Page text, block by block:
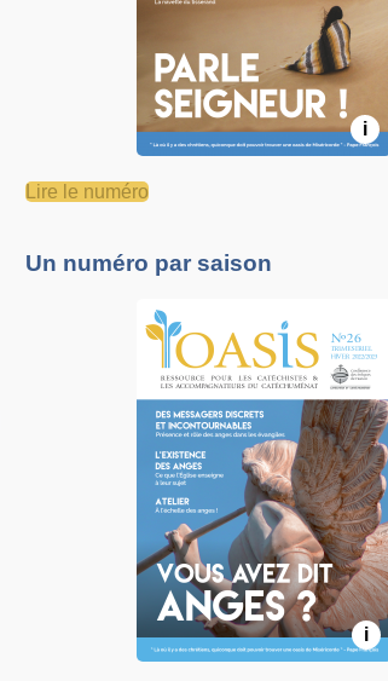
i
Lire le numéro
Un numéro par saison
i